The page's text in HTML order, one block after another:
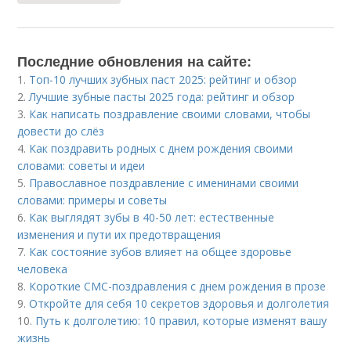
Последние обновления на сайте:
1. Топ-10 лучших зубных паст 2025: рейтинг и обзор
2. Лучшие зубные пасты 2025 года: рейтинг и обзор
3. Как написать поздравление своими словами, чтобы
довести до слёз
4. Как поздравить родных с днем рождения своими
словами: советы и идеи
5. Православное поздравление с именинами своими
словами: примеры и советы
6. Как выглядят зубы в 40-50 лет: естественные
изменения и пути их предотвращения
7. Как состояние зубов влияет на общее здоровье
человека
8. Короткие СМС-поздравления с днем рождения в прозе
9.Откройте для себя 10 секретов здоровья и долголетия
10. Путь к долголетию: 10 правил, которые изменят вашу
жизнь